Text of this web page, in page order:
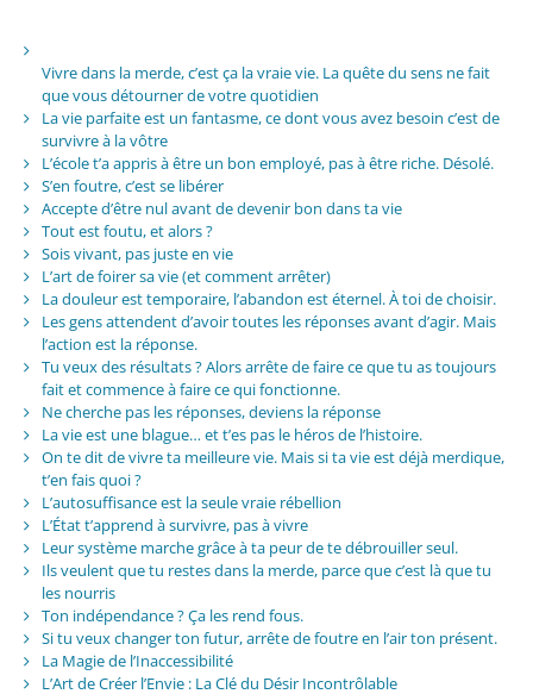
Vivre dans la merde, c’est ça la vraie vie. La quête du sens ne fait
que vous détourner de votre quotidien
La vie parfaite est un fantasme, ce dont vous avez besoin c’est de
survivre à la vôtre
L’école t’a appris à être un bon employé, pas à être riche. Désolé.
S’en foutre, c’est se libérer
Accepte d’être nul avant de devenir bon dans ta vie
Tout est foutu, et alors ?
Sois vivant, pas juste en vie
L’art de foirer sa vie (et comment arrêter)
La douleur est temporaire, l’abandon est éternel. À toi de choisir.
Les gens attendent d’avoir toutes les réponses avant d’agir. Mais
l’action est la réponse.
Tu veux des résultats ? Alors arrête de faire ce que tu as toujours
fait et commence à faire ce qui fonctionne.
Ne cherche pas les réponses, deviens la réponse
La vie est une blague… et t’es pas le héros de l’histoire.
On te dit de vivre ta meilleure vie. Mais si ta vie est déjà merdique,
t’en fais quoi ?
L’autosuffisance est la seule vraie rébellion
L’État t’apprend à survivre, pas à vivre
Leur système marche grâce à ta peur de te débrouiller seul.
Ils veulent que tu restes dans la merde, parce que c’est là que tu
les nourris
Ton indépendance ? Ça les rend fous.
Si tu veux changer ton futur, arrête de foutre en l’air ton présent.
La Magie de l’Inaccessibilité
L’Art de Créer l’Envie : La Clé du Désir Incontrôlable